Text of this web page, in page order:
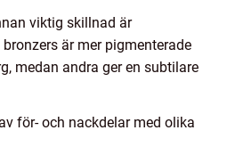
viktig skillnad är
är mer pigmenterade
medan andra ger en subtilare
för- och nackdelar med olika